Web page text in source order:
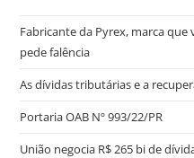
Fabricante da Pyrex, marca
pede falência
As dívidas tributárias e a
Portaria OAB Nº 993/22/PR
União negocia R$ 265 bi de